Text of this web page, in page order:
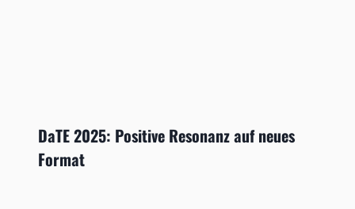
DaTE 2025: Positive Resonanz auf neues
Format